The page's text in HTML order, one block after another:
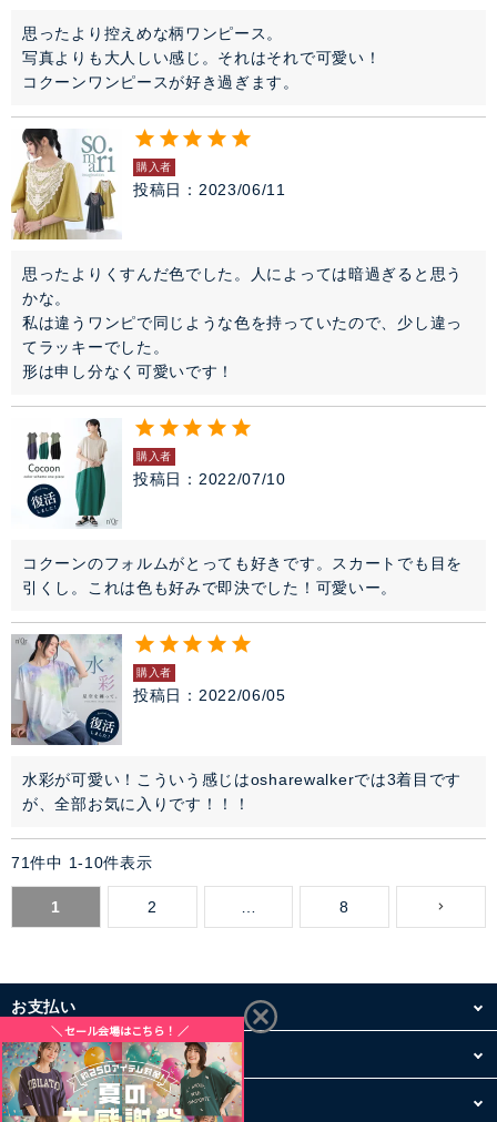
思ったより控えめな柄ワンピース。
写真よりも大人しい感じ。それはそれで可愛い！
コクーンワンピースが好き過ぎます。
購入者
投稿日 2023/06/11
思ったよりくすんだ色でした。人によっては暗過ぎると思う
かな。
私は違うワンピで同じような色を持っていたので、少し違っ
てラッキーでした。
形は申し分なく可愛いです！
購入者
投稿日 2022/07/10
コクーンのフォルムがとっても好きです。スカートでも目を
引くし。これは色も好みで即決でした！可愛いー。
購入者
投稿日 2022/06/05
水彩が可愛い！こういう感じはosharewalkerでは3着目です
が、全部お気に入りです！！！
71件中 1-10件表示
1 2 8
お支払い
配送・送料
お買い物について